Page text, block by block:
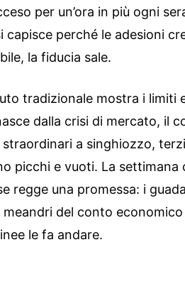
per un’ora in più ogni
capisce perché le adesioni
la fiducia sale.
tradizionale mostra i limiti
dalla crisi di mercato, il
straordinari a singhiozzo,
picchi e vuoti. La settimana
regge una promessa: i
del conto
le fa andare.